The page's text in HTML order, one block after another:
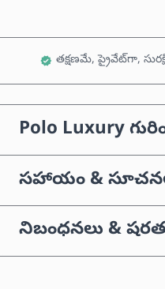
తక్షణమే, ప్రైవేట్‌గా,
Polo Luxury
సహాయం &
నిబంధనలు &